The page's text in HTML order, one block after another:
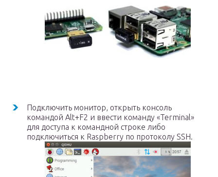
Подключить монитор, открыть консоль
командой Alt+F2 и ввести команду «Terminal»
для доступа к командной строке либо
подключиться к Raspberry по протоколу SSH.